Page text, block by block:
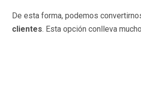
De esta forma, podemos
clientes. Esta opción conlleva